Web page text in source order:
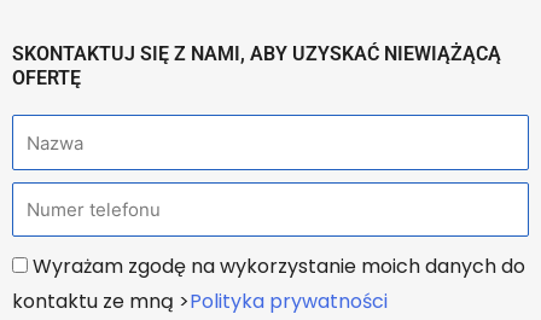
SKONTAKTUJ SIĘ Z NAMI, ABY UZYSKAĆ NIEWIĄŻĄCĄ
OFERTĘ
a
w
a
e
l
e
U
z
Wyrażam zgodę na wykorzystanie moich danych do
kontaktu ze mną >Polityka prywatności